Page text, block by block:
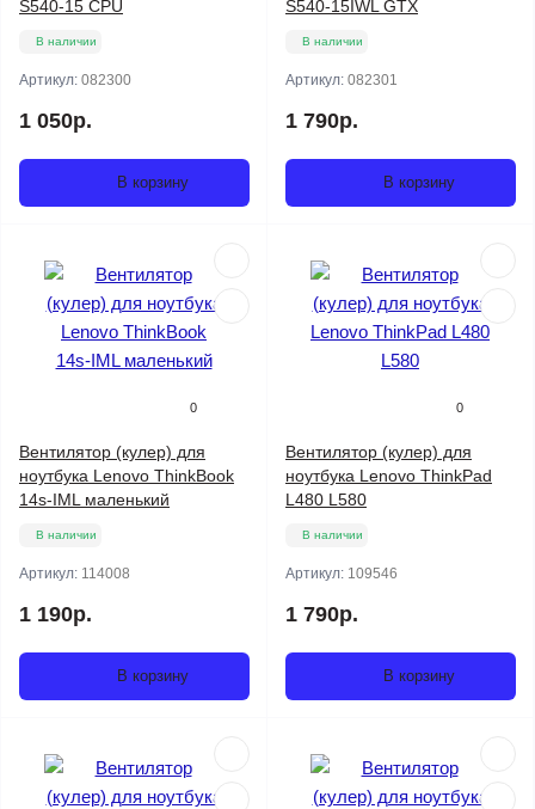
S540-15 CPU
В наличии
Артикул: 082300
1 050р.
В корзину
S540-15IWL GTX
В наличии
Артикул: 082301
1 790р.
В корзину
0
Вентилятор (кулер) для
ноутбука Lenovo ThinkBook
14s-IML маленький
В наличии
Артикул: 114008
1 190р.
В корзину
0
Вентилятор (кулер) для
ноутбука Lenovo ThinkPad
L480 L580
В наличии
Артикул: 109546
1 790р.
В корзину